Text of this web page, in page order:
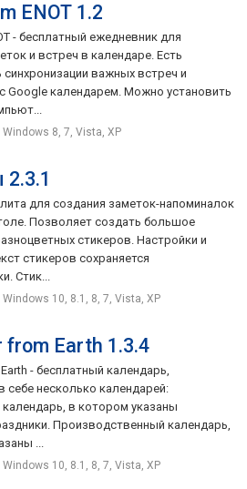
ENOT 1.2
- бесплатный ежедневник для
и встреч в календаре. Есть
важных встреч и
Google календарем. Можно установить
Windows 8, 7, Vista, XP
для создания заметок-напоминалок
Позволяет создать большое
стикеров. Настройки и
стикеров сохраняется
Стик...
Windows 10, 8.1, 8, 7, Vista, XP
from Earth 1.3.4
- бесплатный календарь,
себе несколько календарей:
в котором указаны
Производственный календарь,
...
Windows 10, 8.1, 8, 7, Vista, XP